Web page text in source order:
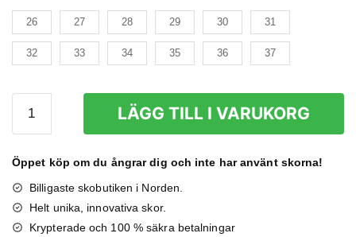
26 27 28 29 30 31
32 33 34 35 36 37
Barn
26-
mängd
LÄGG TILL I VARUKORG
Öppet köp om du ångrar dig och inte har använt skorna!
Billigaste skobutiken i Norden.
Helt unika, innovativa skor.
Krypterade och 100 % säkra betalningar